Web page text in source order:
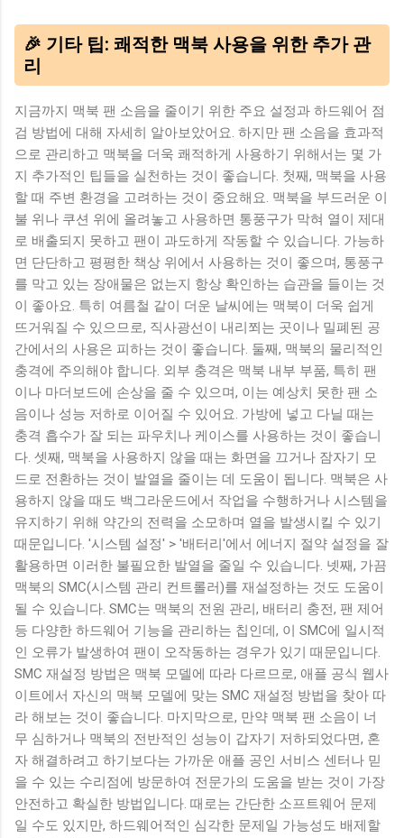
🎉 기타 팁: 쾌적한 맥북 사용을 위한 추가 관
리
지금까지 맥북 팬 소음을 줄이기 위한 주요 설정과 하드웨어 점
검 방법에 대해 자세히 알아보았어요. 하지만 팬 소음을 효과적
으로 관리하고 맥북을 더욱 쾌적하게 사용하기 위해서는 몇 가
지 추가적인 팁들을 실천하는 것이 좋습니다. 첫째, 맥북을 사용
할 때 주변 환경을 고려하는 것이 중요해요. 맥북을 부드러운 이
불 위나 쿠션 위에 올려놓고 사용하면 통풍구가 막혀 열이 제대
로 배출되지 못하고 팬이 과도하게 작동할 수 있습니다. 가능하
면 단단하고 평평한 책상 위에서 사용하는 것이 좋으며, 통풍구
를 막고 있는 장애물은 없는지 항상 확인하는 습관을 들이는 것
이 좋아요. 특히 여름철 같이 더운 날씨에는 맥북이 더욱 쉽게
뜨거워질 수 있으므로, 직사광선이 내리쬐는 곳이나 밀폐된 공
간에서의 사용은 피하는 것이 좋습니다. 둘째, 맥북의 물리적인
충격에 주의해야 합니다. 외부 충격은 맥북 내부 부품, 특히 팬
이나 마더보드에 손상을 줄 수 있으며, 이는 예상치 못한 팬 소
음이나 성능 저하로 이어질 수 있어요. 가방에 넣고 다닐 때는
충격 흡수가 잘 되는 파우치나 케이스를 사용하는 것이 좋습니
다. 셋째, 맥북을 사용하지 않을 때는 화면을 끄거나 잠자기 모
드로 전환하는 것이 발열을 줄이는 데 도움이 됩니다. 맥북은 사
용하지 않을 때도 백그라운드에서 작업을 수행하거나 시스템을
유지하기 위해 약간의 전력을 소모하며 열을 발생시킬 수 있기
때문입니다. '시스템 설정' > '배터리'에서 에너지 절약 설정을 잘
활용하면 이러한 불필요한 발열을 줄일 수 있습니다. 넷째, 가끔
맥북의 SMC(시스템 관리 컨트롤러)를 재설정하는 것도 도움이
될 수 있습니다. SMC는 맥북의 전원 관리, 배터리 충전, 팬 제어
등 다양한 하드웨어 기능을 관리하는 칩인데, 이 SMC에 일시적
인 오류가 발생하여 팬이 오작동하는 경우가 있기 때문입니다.
SMC 재설정 방법은 맥북 모델에 따라 다르므로, 애플 공식 웹사
이트에서 자신의 맥북 모델에 맞는 SMC 재설정 방법을 찾아 따
라 해보는 것이 좋습니다. 마지막으로, 만약 맥북 팬 소음이 너
무 심하거나 맥북의 전반적인 성능이 갑자기 저하되었다면, 혼
자 해결하려고 하기보다는 가까운 애플 공인 서비스 센터나 믿
을 수 있는 수리점에 방문하여 전문가의 도움을 받는 것이 가장
안전하고 확실한 방법입니다. 때로는 간단한 소프트웨어 문제
일 수도 있지만, 하드웨어적인 심각한 문제일 가능성도 배제할